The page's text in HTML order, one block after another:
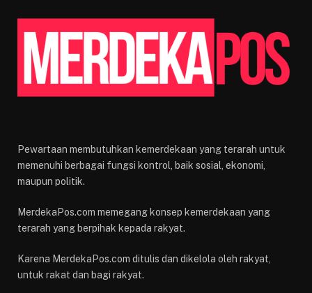
Pewartaan membutuhkan kemerdekaan yang terarah untuk
memenuhi berbagai fungsi kontrol, baik sosial, ekonomi,
maupun politik.
MerdekaPos.com memegang konsep kemerdekaan yang
terarah yang berpihak kepada rakyat.
Karena MerdekaPos.com ditulis dan dikelola oleh rakyat,
untuk rakat dan bagi rakyat.